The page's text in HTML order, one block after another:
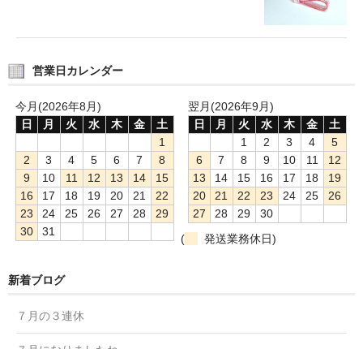
営業日カレンダー
今月(2026年8月)
日
月 火 水 木 金
土
1
2
3 4 5 6 7
8
9
10 11 12 13 14
15
16
17 18 19 20 21
22
23
24 25 26 27 28
29
30
31
翌月(2026年9月)
日
月 火 水 木 金
土
1
2 3 4
5
6
7 8 9 10 11
12
13
14 15 16 17 18
19
20
21 22 23 24 25
26
27
28 29
30
(
発送業務休日)
新着ブログ
７月の３連休